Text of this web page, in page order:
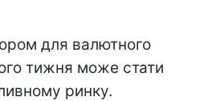
для валютного
тижня може стати
ринку.